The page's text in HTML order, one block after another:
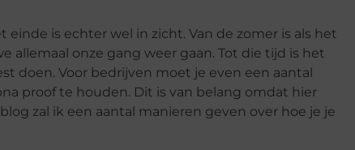
einde is echter wel in zicht. Van de zomer is als het
allemaal onze gang weer gaan. Tot die tijd is het
doen. Voor bedrijven moet je even een aantal
proof te houden. Dit is van belang omdat hier
zal ik een aantal manieren geven over hoe je je